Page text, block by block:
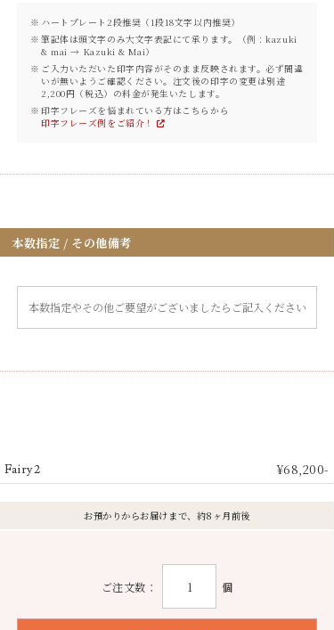
ハートプレート2段推奨（1段18文字以内推奨）
筆記体は頭文字のみ大文字表記にて承ります。（例：kazuki
& mai → Kazuki & Mai）
ご入力いただいた印字内容がそのまま反映されます。必ず間違
いが無いようご確認ください。注文後の印字の変更は別途
2,200円（税込）の料金が発生いたします。
印字フレーズを悩まれている方はこちらから
印字フレーズ例をご紹介！
本数指定 / その他備考
Fairy2 ¥68,200-
お預かりからお届けまで、約8ヶ月前後